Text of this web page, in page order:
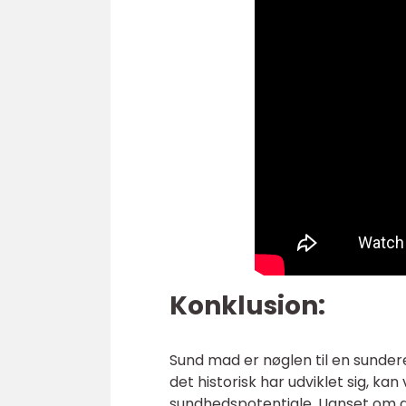
Konklusion:
Sund mad er nøglen til en
det historisk har udviklet sig,